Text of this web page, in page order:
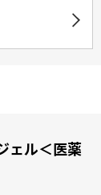
ェル＜医薬